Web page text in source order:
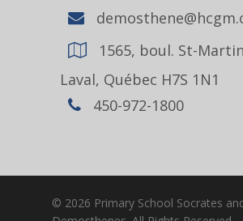
1565, boul. St-
Laval, Québec H7S 1N1
450-972-1800
© 2026 Primary School Socrates